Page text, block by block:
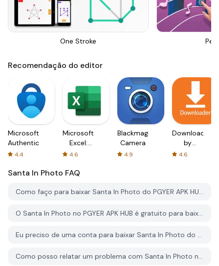
One Stroke
Recomendação do editor
Microsoft
Authenticator
4.4
Microsoft
Excel:
Spreadsheets
4.6
Blackmagic
Camera
4.9
Downloader
by
AFTVnews
4.6
Santa In Photo FAQ
Como faço para baixar Santa In Photo do PGYER APK HUB?
O Santa In Photo no PGYER APK HUB é gratuito para baixar?
Eu preciso de uma conta para baixar Santa In Photo do PGYER APK HUB?
Como posso relatar um problema com Santa In Photo no PGYER APK HUB?